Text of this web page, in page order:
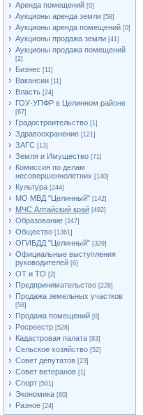
Аренда помещений [0]
Аукционы аренда земли [58]
Аукционы аренда помещений [0]
Аукционы продажа земли [41]
Аукционы продажа помещений
[2]
Бизнес [11]
Вакансии [11]
Власть [24]
ГОУ-УПФР в Целинном районе
[67]
Градостроительство [1]
Здравоохранение [121]
ЗАГС [13]
Земля и Имущество [71]
Комиссия по делам
несовершеннолетних [140]
Культура [244]
МО МВД "Целинный" [142]
МЧС Алтайский край [492]
Образование [247]
Общество [1361]
ОГИБДД "Целинный" [329]
Официальные выступления
руководителей [6]
ОТ и ТО [2]
Предпринимательство [228]
Продажа земельных участков
[58]
Продажа помещений [0]
Росреестр [528]
Кадастровая палата [83]
Сельское хозяйство [52]
Совет депутатов [23]
Совет ветеранов [1]
Спорт [501]
Экономика [80]
Разное [24]